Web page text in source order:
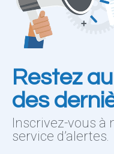
Restez
des
Inscrivez-vous à
service d’alertes.